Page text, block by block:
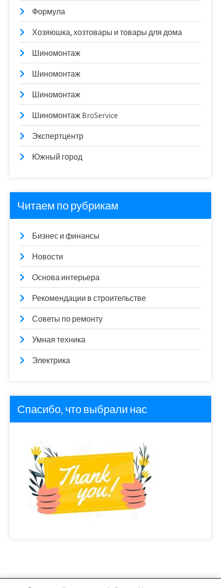
Формула
Хозяюшка, хозтовары и товары для дома
Шиномонтаж
Шиномонтаж
Шиномонтаж
Шиномонтаж BroService
Экспертцентр
Южный город
Читаем по рубрикам
Бизнес и финансы
Новости
Основа интерьера
Рекомендации в строительстве
Советы по ремонту
Умная техника
Электрика
Спасибо, что выбрали нас